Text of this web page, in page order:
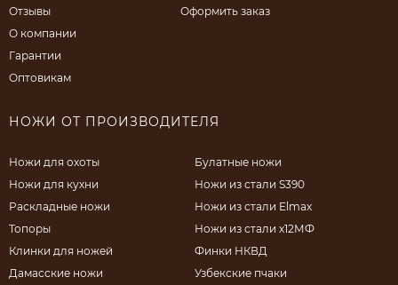
Отзывы
О компании
Гарантии
Оптовикам
Оформить заказ
НОЖИ ОТ ПРОИЗВОДИТЕЛЯ
Ножи для охоты
Ножи для кухни
Раскладные ножи
Топоры
Клинки для ножей
Дамасские ножи
Булатные ножи
Ножи из стали S390
Ножи из стали Elmax
Ножи из стали х12МФ
Финки НКВД
Узбекские пчаки